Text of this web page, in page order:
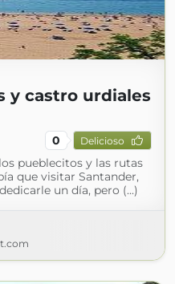
y castro urdiales
0 Delicioso
pueblecitos y las rutas
que visitar Santander,
un día, pero (...)